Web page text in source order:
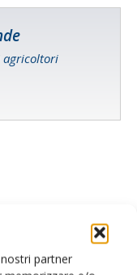
partner
agricoltori